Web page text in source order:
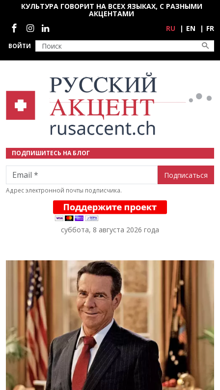
Перейти к основному содержанию
ВОЙТИ
КУЛЬТУРА ГОВОРИТ НА ВСЕХ ЯЗЫКАХ, С РАЗНЫМИ
АКЦЕНТАМИ
Социальные сети
RU EN FR
ПОДПИШИТЕСЬ НА БЛОГ
Email
Адрес электронной почты подписчика.
суббота, 8 августа 2026 года